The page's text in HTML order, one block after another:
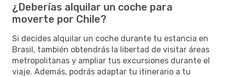
¿Deberías alquilar un coche para
moverte por Chile?
Si decides alquilar un coche durante tu estancia en
Brasil, también obtendrás la libertad de visitar áreas
metropolitanas y ampliar tus excursiones durante el
viaje. Además, podrás adaptar tu itinerario a tu